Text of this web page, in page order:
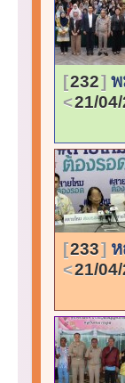
232 พ
21/
233
21/